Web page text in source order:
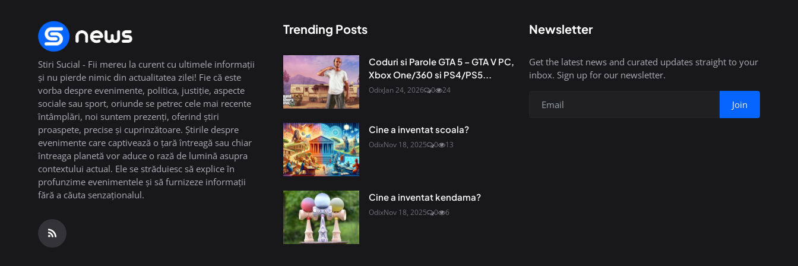
Stiri Sucial - Fii mereu la curent cu ultimele informații
și nu pierde nimic din actualitatea zilei! Fie că este
vorba despre evenimente, politica, justiție, aspecte
sociale sau sport, oriunde se petrec cele mai recente
întâmplări, noi suntem prezenți, oferind știri
proaspete, precise și cuprinzătoare. Știrile despre
evenimente care captivează o țară întreagă sau chiar
întreaga planetă vor aduce o rază de lumină asupra
contextului actual. Ele se străduiesc să explice în
profunzime evenimentele și să furnizeze informații
fără a căuta senzaționalul.
Trending Posts
Coduri si Parole GTA 5 – GTA V PC,
Xbox One/360 si PS4/PS5...
OdixJan 24, 2026 0 24
Cine a inventat scoala?
OdixNov 18, 2025 0 13
Cine a inventat kendama?
OdixNov 18, 2025 0 6
Newsletter
Get the latest news and curated updates straight to your
inbox. Sign up for our newsletter.
Join